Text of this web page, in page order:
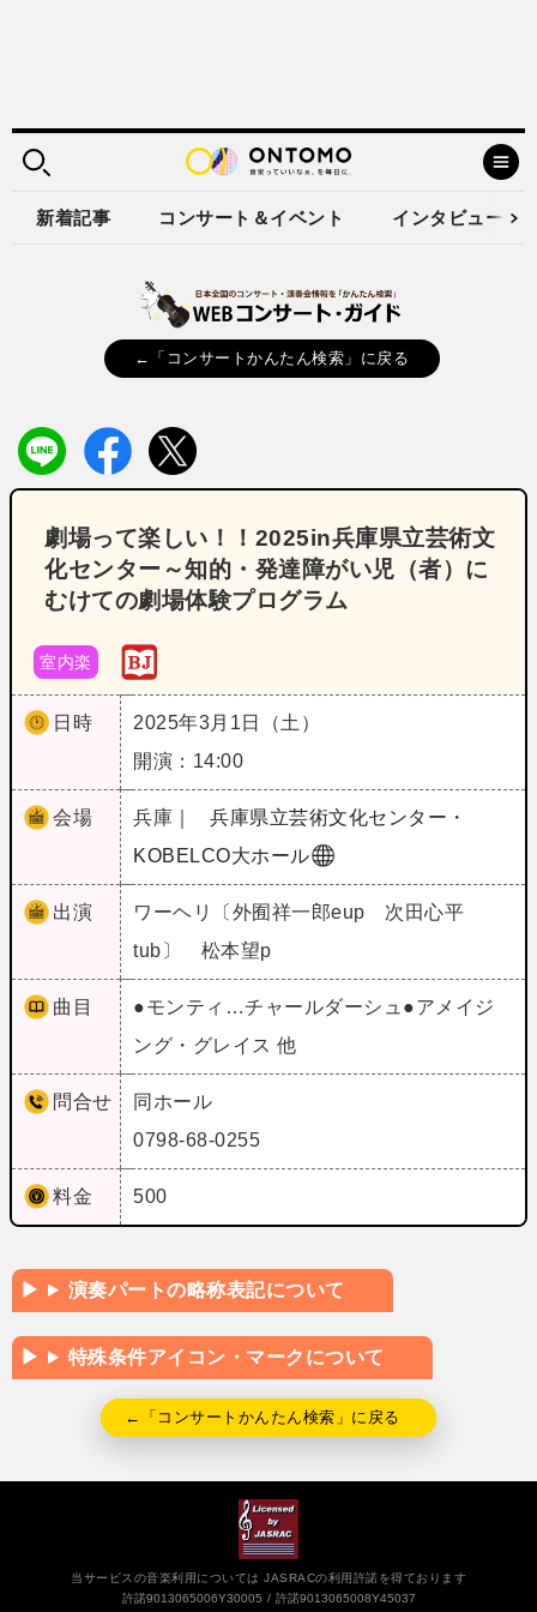
新着記事 コンサート＆イベント インタビュー
←「コンサートかんたん検索」に戻る
劇場って楽しい！！2025in兵庫県立芸術文
化センター～知的・発達障がい児（者）に
むけての劇場体験プログラム
室内楽
日時
2025年3月1日（土）
開演：14:00
会場 兵庫｜
兵庫県立芸術文化センター・
KOBELCO大ホール
出演
ワーヘリ〔外囿祥一郎eup 次田心平
tub〕 松本望p
曲目
●モンティ…チャールダーシュ●アメイジ
ング・グレイス 他
問合せ
同ホール
0798-68-0255
料金 500
演奏パートの略称表記について
特殊条件アイコン・マークについて
←「コンサートかんたん検索」に戻る
当サービスの音楽利用については JASRACの利用許諾を得ております
許諾9013065006Y30005
許諾9013065008Y45037